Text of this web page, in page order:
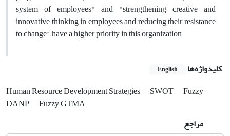
system of employees" and "strengthening creative and
innovative thinking in employees and reducing their resistance
to change" have a higher priority in this organization.
کلیدواژه‌ها English
Human Resource Development Strategies SWOT
Fuzzy
DANP
Fuzzy GTMA
مراجع